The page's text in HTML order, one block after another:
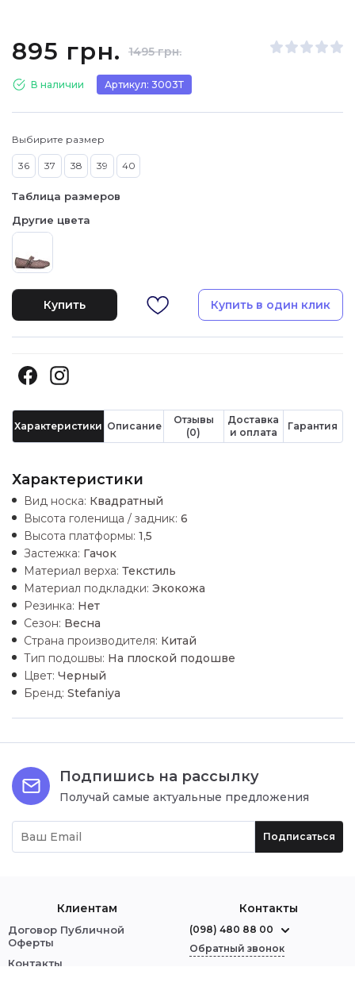
895 грн. 1495 грн.
В наличии Артикул: 3003Т
Выбирите размер
36 37 38 39 40
Таблица размеров
Другие цвета
Купить Купить в один клик
Характеристики Описание
Отзывы
(0)
Доставка
и оплата
Гарантия
Характеристики
Вид носка: Квадратный
Высота голенища / задник: 6
Высота платформы: 1,5
Застежка: Гачок
Материал верха: Текстиль
Материал подкладки: Экокожа
Резинка: Нет
Сезон: Весна
Страна производителя: Китай
Тип подошвы: На плоской подошве
Цвет: Черный
Бренд: Stefaniya
Подпишись на рассылку
Получай самые актуальные предложения
Подписаться
Клиентам
Договор Публичной
Оферты
Контакты
Контакты
(098) 480 88 00
Обратный звонок